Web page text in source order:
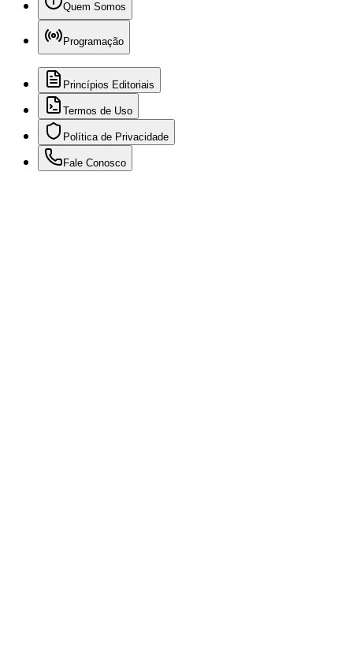
Quem Somos
Programação
Princípios Editoriais
Termos de Uso
Política de Privacidade
Fale Conosco